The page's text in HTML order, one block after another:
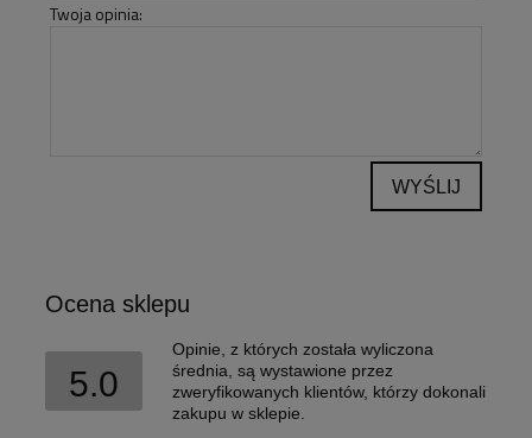
Twoja opinia:
WYŚLIJ
Ocena sklepu
5.0
Opinie, z których została wyliczona
średnia, są wystawione przez
zweryfikowanych klientów, którzy dokonali
zakupu w sklepie.